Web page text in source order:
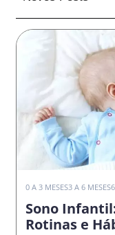
0 A 3 MESES3 A 6 MESES
Sono
Rotinas e